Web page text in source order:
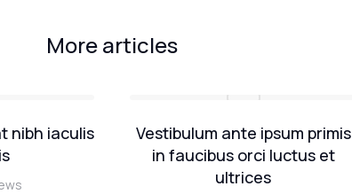
More articles
nibh iaculis
Vestibulum ante ipsum primis
in faucibus orci luctus et
ultrices